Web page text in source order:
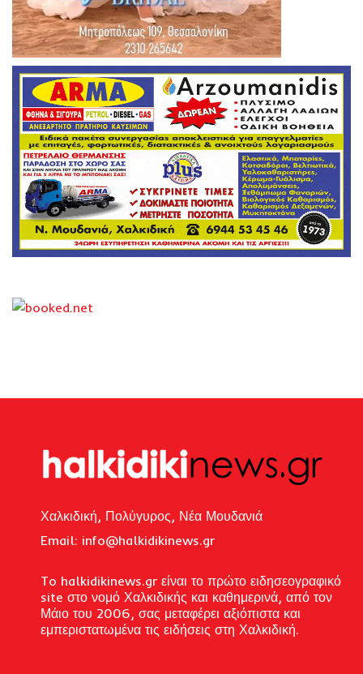
Χαλκιδική, Πολύγυρος, Νέα Μουδανιά
Email: info@halkidikinews.gr
To halkidikinews.gr είναι το πρώτο ειδησεογραφικό
site στο νομό Χαλκιδικής και καθημερινά, από τον
Μάιο του 2006, σας μεταφέρει αξιόπιστα και
εμπεριστατωμένα τις ειδήσεις στη Χαλκιδική.